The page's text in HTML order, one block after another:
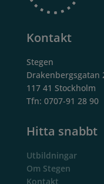
Kontakt
Stegen
Drakenbergsgatan
117 41 Stockholm
Tfn: 0707-91 28 90
Hitta snabbt
Utbildningar
Om Stegen
Kontakt